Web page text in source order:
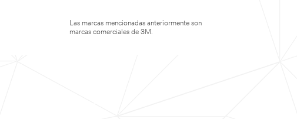
Las marcas mencionadas anteriormente son
marcas comerciales de 3M.